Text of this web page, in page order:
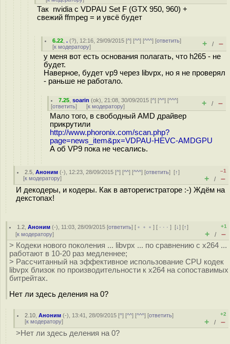
Так nvidia с VDPAU Set F (GTX 950, 960) +
свежий ffmpeg = и увсё будет
6.22 ,. (?), 12:16, 29/09/2015 [^] [^^] [^^^] [ответить]
[к модератору] + / –
у меня вот есть основания полагать, что h265 - не
будет.
Наверное, будет vp9 через libvpx, но я не проверял
- раньше не работало.
7.25 ,soarin (ok), 21:08, 30/09/2015 [^] [^^] [^^^]
[ответить] [к модератору] + / –
Мало того, в свободный AMD драйвер
прикрутили
http://www.phoronix.com/scan.php?
page=news_item&px=VDPAU-HEVC-AMDGPU
А об VP9 пока не чесались.
2.5 ,Аноним (-), 12:23, 28/09/2015 [^] [^^] [^^^] [ответить][↑]
[к модератору]
–1
+ / –
И декодеры, и кодеры. Как в авторегистраторе :-) Ждём на
декстопах!
1.2 ,Аноним (-), 11:03, 28/09/2015 [ответить] [ ﹢﹢﹢] [ · · ·][↓] [↑]
[к модератору]
+1
+ / –
> Кодеки нового поколения ... libvpx ... по сравнению с x264 ...
работают в 10-20 раз медленнее;
> Рассчитанный на эффективное использование CPU кодек
libvpx близок по производительности к x264 на сопоставимых
битрейтах.
Нет ли здесь деления на 0?
2.10 ,Аноним (-), 13:41, 28/09/2015 [^] [^^] [^^^] [ответить]
[к модератору]
+2
+ / –
>Нет ли здесь деления на 0?